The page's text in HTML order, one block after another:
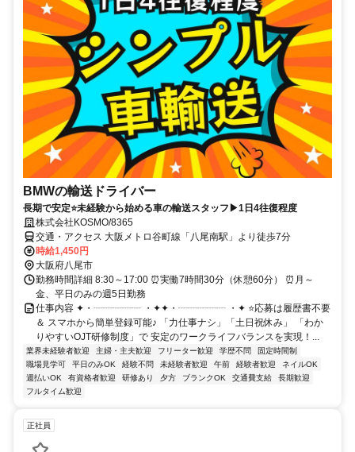
BMWの輸送ドライバー
長期で安定⭐未経験から始める車の輸送スタッフ▶1日4往復程度
株式会社KOSMO/8365
交通・アクセス 大阪メトロ谷町線「八尾南駅」より徒歩7分
時給1,450円
大阪府八尾市
勤務時間詳細 8:30～17:00 ⏰実働7時間30分（休憩60分） ⏰月～
金、平日のみの週5日勤務
仕事内容 ✦・┈┈┈┈┈ ・✦✦・┈┈┈┈┈ ・✦ ⭐応募は履歴書不要
＆ スマホから簡単登録可能♪ 「力仕事ナシ」「土日祝休み」 「わか
りやすいOJT研修制度」で 安定のワークライフバランスを実現！...
業界未経験者歓迎 主婦・主夫歓迎 フリーター歓迎 学歴不問
固定時間制
職場見学可
平日のみOK 経験不問 未経験者歓迎 午前 経験者歓迎
ネイルOK
週払いOK
有資格者歓迎 研修あり 夕方 ブランクOK 交通費支給
長期歓迎
フルタイム歓迎
正社員